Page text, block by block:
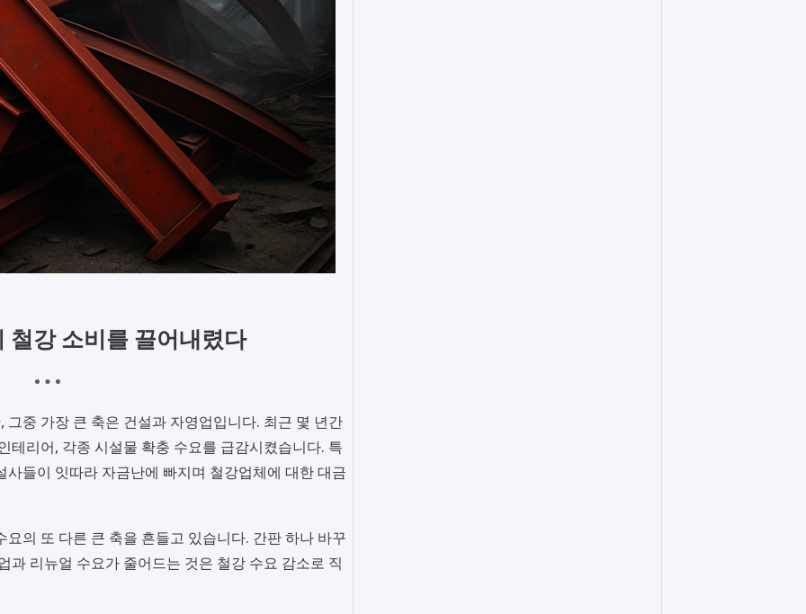
철강 소비를 끌어내렸다
중 가장 큰 축은 건설과 자영업입니다. 최근 몇 년간
테리어, 각종 시설물 확충 수요를 급감시켰습니다. 특
들이 잇따라 자금난에 빠지며 철강업체에 대한 대금
의 또 다른 큰 축을 흔들고 있습니다. 간판 하나 바꾸
과 리뉴얼 수요가 줄어드는 것은 철강 수요 감소로 직